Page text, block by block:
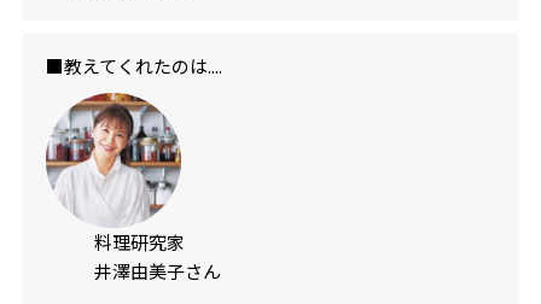
■教えてくれたのは....
料理研究家
井澤由美子さん